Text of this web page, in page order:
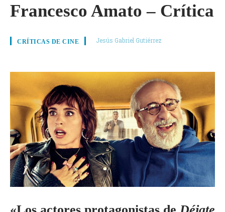
Francesco Amato – Crítica
CRÍTICAS DE CINE Jesús Gabriel Gutiérrez